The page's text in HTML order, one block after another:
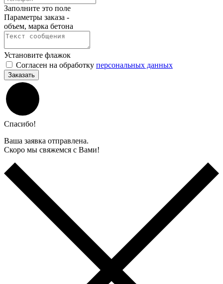
Заполните это поле
Параметры заказа -
объем, марка бетона
Установите флажок
Согласен на обработку персональных данных
Заказать
Спасибо!
Ваша заявка отправлена.
Скоро мы свяжемся с Вами!